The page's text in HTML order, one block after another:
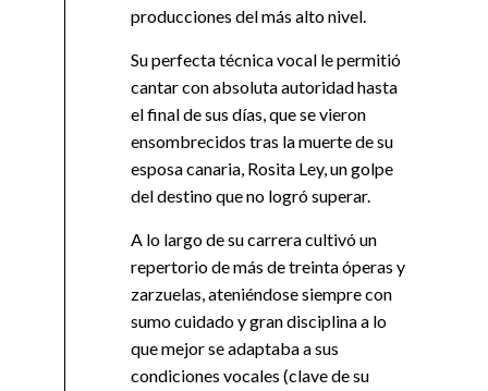
producciones del más alto nivel.
Su perfecta técnica vocal le permitió
cantar con absoluta autoridad hasta
el final de sus días, que se vieron
ensombrecidos tras la muerte de su
esposa canaria, Rosita Ley, un golpe
del destino que no logró superar.
A lo largo de su carrera cultivó un
repertorio de más de treinta óperas y
zarzuelas, ateniéndose siempre con
sumo cuidado y gran disciplina a lo
que mejor se adaptaba a sus
condiciones vocales (clave de su